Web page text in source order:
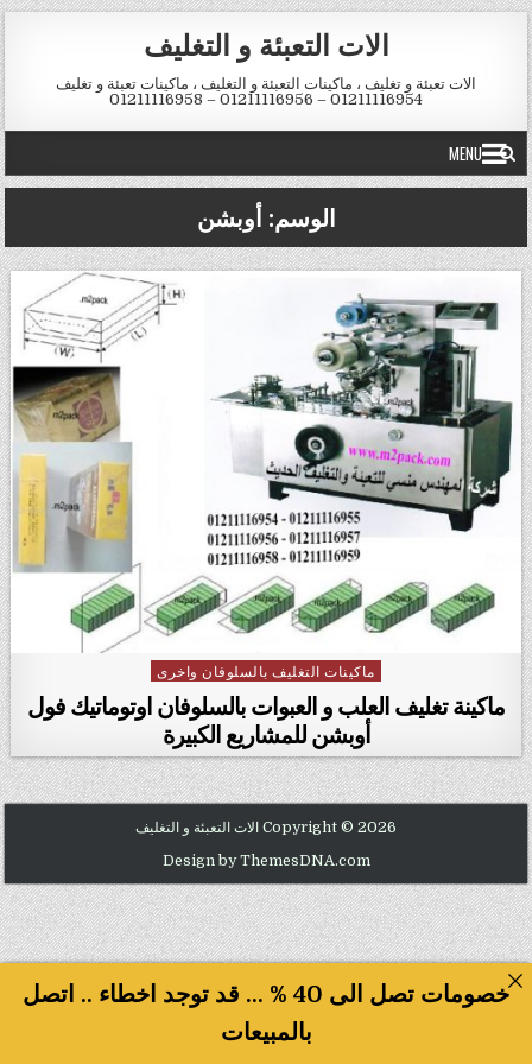
Skip to content
الات التعبئة و التغليف
الات تعبئة و تغليف ، ماكينات التعبئة و التغليف ، ماكينات تعبئة و تغليف
01211116954 – 01211116956 – 01211116958
MENU
الوسم:أوبشن
Posted in
ماكينات التغليف بالسلوفان واخرى
ماكينة تغليف العلب و العبوات بالسلوفان اوتوماتيك فول
أوبشن للمشاريع الكبيرة
Copyright © 2026 الات التعبئة و التغليف
Design by ThemesDNA.com
خصومات تصل الى 40 % ... قد توجد اخطاء .. اتصل
بالمبيعات